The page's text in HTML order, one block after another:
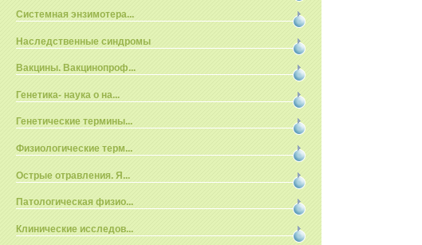
Системная энзимотера...
Наследственные синдромы
Вакцины. Вакцинопроф...
Генетика- наука о на...
Генетические термины...
Физиологические терм...
Острые отравления. Я...
Патологическая физио...
Клинические исследов...